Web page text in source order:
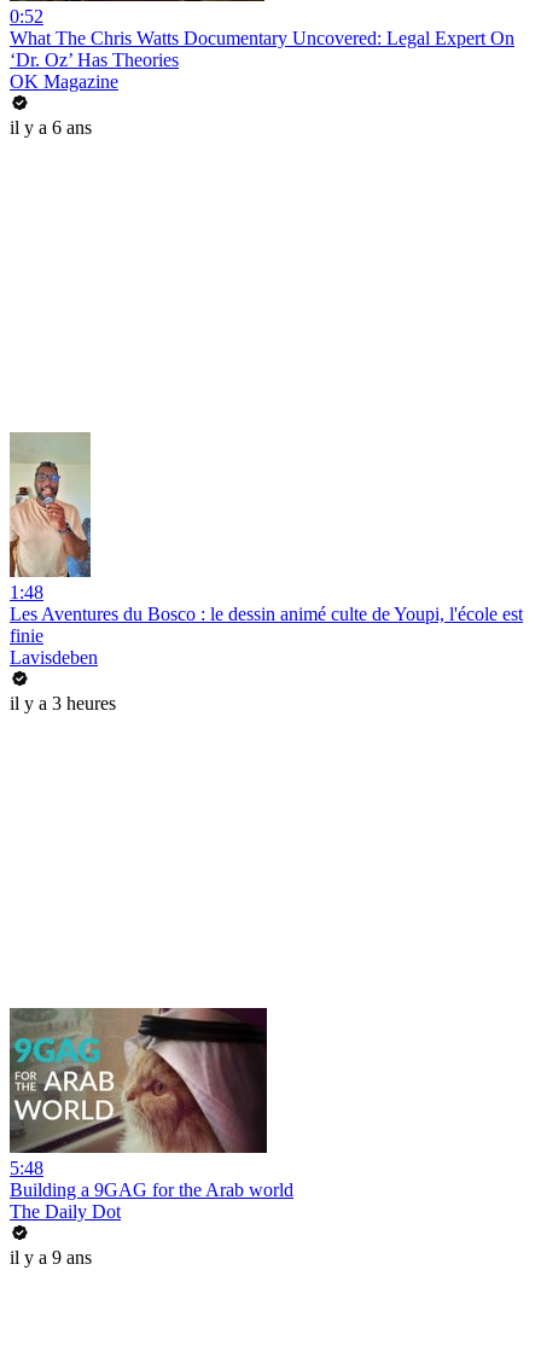
0:52
What The Chris Watts Documentary Uncovered: Legal Expert On
‘Dr. Oz’ Has Theories
OK Magazine
il y a 6 ans
1:48
Les Aventures du Bosco : le dessin animé culte de Youpi, l'école est
finie
Lavisdeben
il y a 3 heures
5:48
Building a 9GAG for the Arab world
The Daily Dot
il y a 9 ans